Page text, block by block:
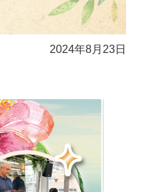
2024年8月23日